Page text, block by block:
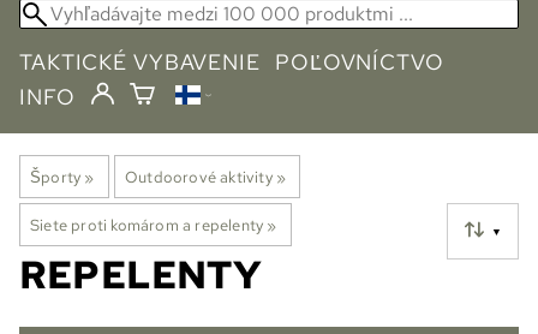
TAKTICKÉ VYBAVENIE
POĽOVNÍCTVO
INFO
Športy ‪» Outdoorové aktivity ‪»
Siete proti komárom a repelenty ‪» ▼
REPELENTY